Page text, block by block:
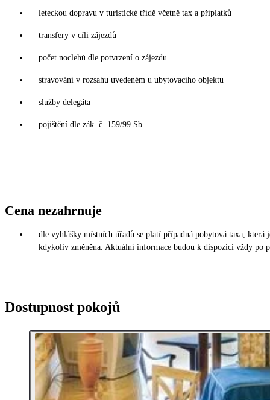
leteckou dopravu v turistické třídě včetně tax a příplatků
transfery v cíli zájezdů
počet noclehů dle potvrzení o zájezdu
stravování v rozsahu uvedeném u ubytovacího objektu
služby delegáta
pojištění dle zák. č. 159/99 Sb.
Cena nezahrnuje
dle vyhlášky místních úřadů se platí případná pobytová taxa,
kdykoliv změněna. Aktuální informace budou k dispozici vždy po
Dostupnost pokojů